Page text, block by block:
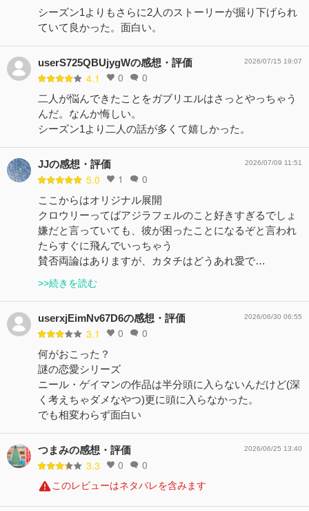
シーズン1よりもさらに2人のストーリーが掘り下げられ
ていて良かった。面白い。
userS725QBUjygWの感想・評価
4.1 0 0
2026/07/15 19:07
二人が悩んできたことをガブリエルはさっとやっちゃう
んだ。なんか悔しい。
シーズン1より二人の話が多くて嬉しかった。
JJの感想・評価
5.0 1 0
2026/07/09 11:51
ここからはオリジナル展開
クロウリーってばアジラフェルのこと好きすぎるでしょ
嫌だと言っていても、彼が困ったことになるぞと言われ
たらすぐに飛んでいっちゃう
賛否両論はありますが、カタチはどうあれ愛で…
>>続きを読む
userxjEimNv67D6の感想・評価
3.1 0 0
2026/06/30 06:55
何がおこった？
謎の恋愛シリーズ
ニール・ゲイマンの作品は半分頭に入らないんだけど(深
く考えちゃダメなやつ)更に頭に入らなかった。
でも相変わらず面白い
つまみの感想・評価
3.3 0 0
2026/06/25 13:40
このレビューはネタバレを含みます